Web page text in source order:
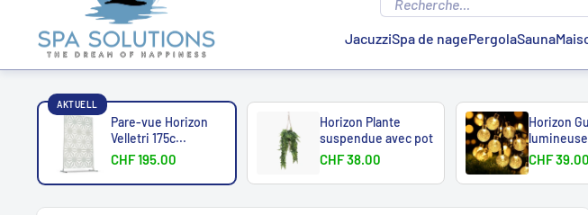
JacuzziSpa de nagePergolaSauna
AKTUELL
Pare-vue Horizon
Velletri 175c...
CHF 195.00
Horizon Plante
suspendue avec pot
CHF 38.00
Horizon
écran
CHF 39.00
View in 3D